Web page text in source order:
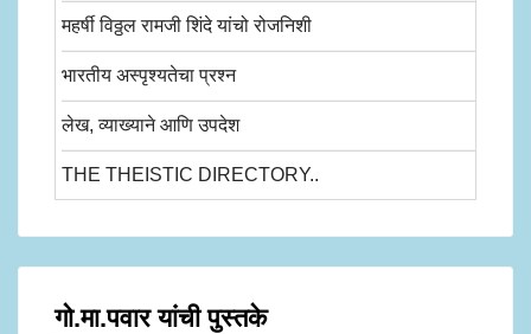
महर्षी विठ्ठल रामजी शिंदे यांचो रोजनिशी
भारतीय अस्पृश्यतेचा प्रश्न
लेख, व्याख्याने आणि उपदेश
THE THEISTIC DIRECTORY..
गो.मा.पवार यांची पुस्तके